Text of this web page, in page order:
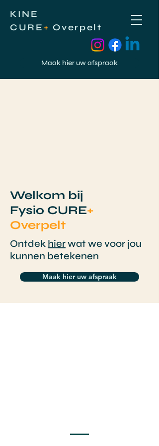
KINE
CURE + Overpelt
Maak hier uw afspraak
Welkom bij
Fysio CURE+
Overpelt
Ontdek hierwat we voor jou
kunnen betekenen
Maak hier uw afspraak